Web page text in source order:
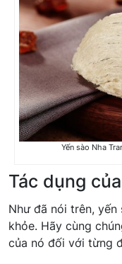
Yến sào Nha
Tác dụng
Như đã nói trên,
khỏe. Hãy cùng
của nó đối với từng